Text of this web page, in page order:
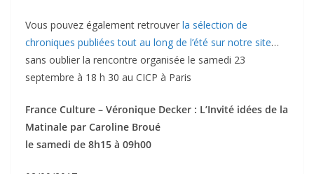
Vous pouvez également retrouver la sélection de
chroniques publiées tout au long de l’été sur notre site…
sans oublier la rencontre organisée le samedi 23
septembre à 18 h 30 au CICP à Paris
France Culture – Véronique Decker : L’Invité idées de la
Matinale par Caroline Broué
le samedi de 8h15 à 09h00